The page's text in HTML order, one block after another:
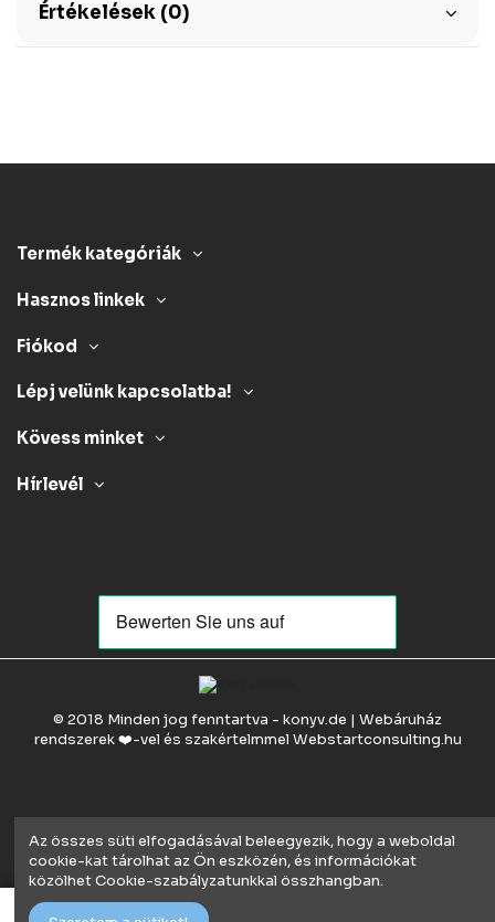
Értékelések (0)
Termék kategóriák
Hasznos linkek
Fiókod
Lépj velünk kapcsolatba!
Kövess minket
Hírlevél
© 2018 Minden jog fenntartva - konyv.de | Webáruház
rendszerek ❤️-vel és szakértelmmel Webstartconsulting.hu
Az összes süti elfogadásával beleegyezik, hogy a weboldal
cookie-kat tárolhat az Ön eszközén, és információkat
közölhet Cookie-szabályzatunkkal összhangban.